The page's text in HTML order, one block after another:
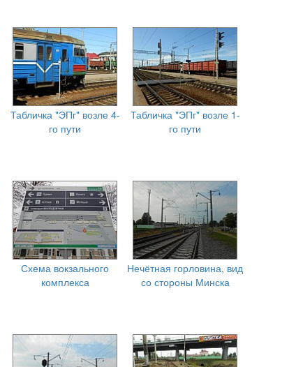
Табличка "ЭПг" возле 4-
го пути
Табличка "ЭПг" возле 1-
го пути
Схема вокзального
комплекса
Нечётная горловина, вид
со стороны Минска